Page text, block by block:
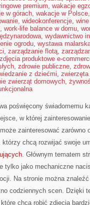
premium, wakacje
w górach, wakacje w Polsce
, wideokonferencje,
, work-life balance w domu,
, wydawnictwo
ogrodu, wystawa
, zarządzanie flotą,
zdjęcia produktowe e-
, zdrowie publiczne,
z dziećmi,
zwierząt domowych,
poświęcony świadomemu
w której
zainteresować zarówno
chcą rozwijać swoje
. Głównym tematem
tylko jako mechaniczne
Na stronie można
codziennych scen. Dzięki
chcą robić zdjęcia